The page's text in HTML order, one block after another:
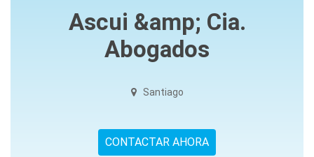
Ascui &amp; Cia.
Abogados
Santiago
CONTACTAR AHORA